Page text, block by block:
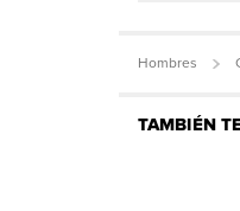
Hombres
TAMBIÉN